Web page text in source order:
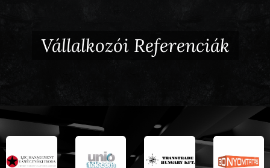
Vállalkozói Referenciák